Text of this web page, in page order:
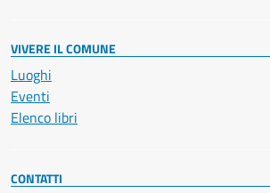
VIVERE IL COMUNE
Luoghi
Eventi
Elenco libri
CONTATTI